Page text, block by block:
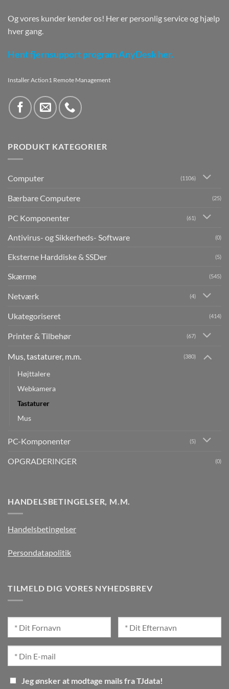
Og vores kunder kender os! Her er personlig service og hjælp
hver gang.
Hent fjernsupport program AnyDesk her.
Installer Action1 Remote Management
PRODUKT KATEGORIER
Computer (1106)
Bærbare Computere (25)
PC Komponenter (61)
Antivirus- og Sikkerheds- Software (0)
Eksterne Harddiske & SSDer (5)
Skærme (545)
Netværk (4)
Ukategoriseret (414)
Printer & Tilbehør (67)
Mus, tastaturer, m.m. (380)
Højttalere
Webkamera
Tastaturer
Mus
PC-Komponenter (5)
OPGRADERINGER (0)
HANDELSBETINGELSER, M.M.
Handelsbetingelser
Persondatapolitik
TILMELD DIG VORES NYHEDSBREV
Jeg ønsker at modtage mails fra TJdata!